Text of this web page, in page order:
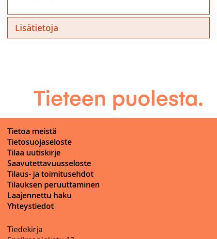
Lisätietoja
Tietoa meistä
Tietosuojaseloste
Tilaa uutiskirje
Saavutettavuusseloste
Tilaus- ja toimitusehdot
Tilauksen peruuttaminen
Laajennettu haku
Yhteystiedot
Tiedekirja